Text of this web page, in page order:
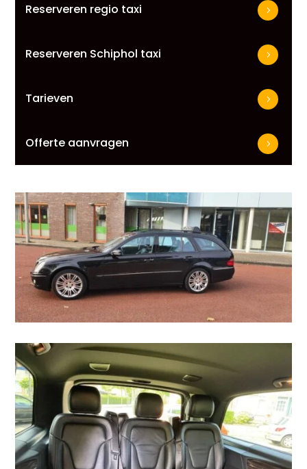
Reserveren regio taxi
Reserveren Schiphol taxi
Tarieven
Offerte aanvragen